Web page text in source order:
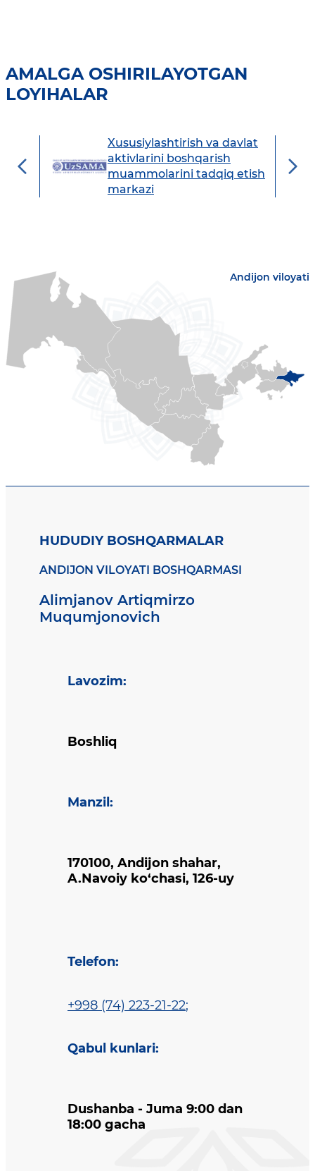
AMALGA OSHIRILAYOTGAN
LOYIHALAR
Xususiylashtirish va davlat
aktivlarini boshqarish
muammolarini tadqiq etish
markazi
Andijon viloyati
HUDUDIY BOSHQARMALAR
ANDIJON VILOYATI BOSHQARMASI
Alimjanov Artiqmirzo
Muqumjonovich
Lavozim:
Boshliq
Manzil :
170100, Andijon shahar,
A.Navoiy ko‘chasi, 126-uy
Telefon:
+998 (74) 223-21-22;
Qabul kunlari:
Dushanba - Juma 9:00 dan
18:00 gacha